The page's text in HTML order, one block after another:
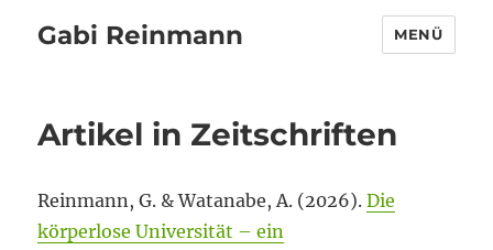
Gabi Reinmann MENÜ
Artikel in Zeitschriften
Reinmann, G. & Watanabe, A. (2026).Die
körperlose Universität – ein